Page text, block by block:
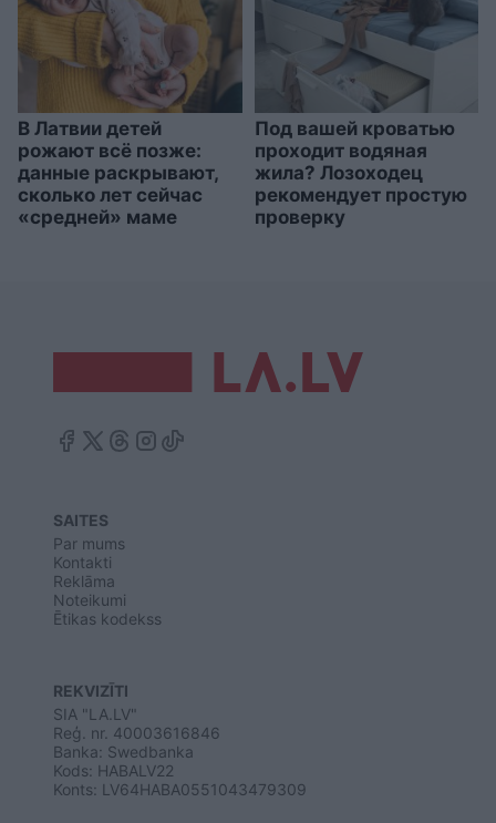
В Латвии детей
рожают всё позже:
данные раскрывают,
сколько лет сейчас
«средней» маме
Под вашей кроватью
проходит водяная
жила? Лозоходец
рекомендует простую
проверку
SAITES
Par mums
Kontakti
Reklāma
Noteikumi
Ētikas kodekss
REKVIZĪTI
SIA "LA.LV"
Reģ. nr. 40003616846
Banka: Swedbanka
Kods: HABALV22
Konts: LV64HABA0551043479309